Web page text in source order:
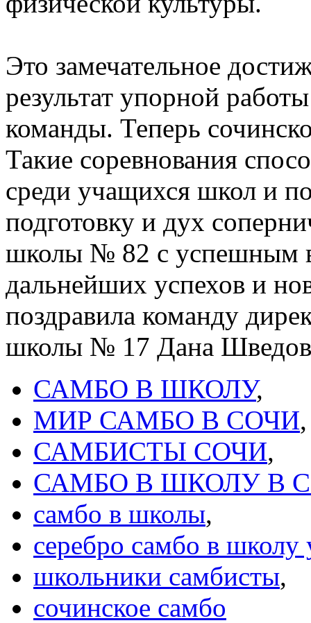
Это замечательное
результат упорной
команды. Теперь
Такие соревнования
среди учащихся школ и
подготовку и дух
школы № 82 с успешным
дальнейших успехов и
поздравила команду
школы № 17 Дана
САМБО В ШКОЛУ,
МИР САМБО В СОЧИ,
САМБИСТЫ СОЧИ,
САМБО В ШКОЛУ В
самбо в школы,
серебро самбо в школу
школьники самбисты,
сочинское самбо